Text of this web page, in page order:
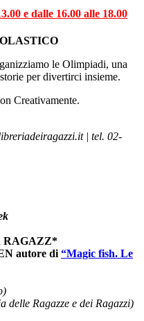
e dalle 16.00 alle 18.00
le Olimpiadi, una
per divertirci insieme.
Creativamente.
| tel. 02-
RAGAZZ*
autore di “Magic fish. Le
delle Ragazze e dei Ragazzi)